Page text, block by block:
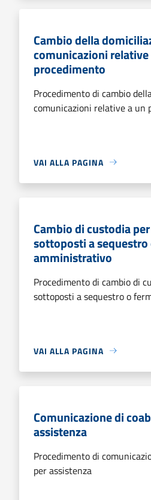
Cambio della
comunicazioni relative
procedimento
Procedimento di cambio
comunicazioni relative a un
VAI ALLA PAGINA
Cambio di custodia
sottoposti a
amministrativo
Procedimento di cambio di
sottoposti a sequestro o
VAI ALLA PAGINA
Comunicazione di
assistenza
Procedimento di
per assistenza